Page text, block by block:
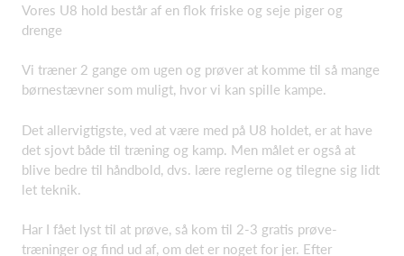
Vores U8 hold består af en flok friske og seje piger og
drenge
Vi træner 2 gange om ugen og prøver at komme til så mange
børnestævner som muligt, hvor vi kan spille kampe.
Det allervigtigste, ved at være med på U8 holdet, er at have
det sjovt både til træning og kamp. Men målet er også at
blive bedre til håndbold, dvs. lære reglerne og tilegne sig lidt
let teknik.
Har I fået lyst til at prøve, så kom til 2-3 gratis prøve-
træninger og find ud af, om det er noget for jer. Efter